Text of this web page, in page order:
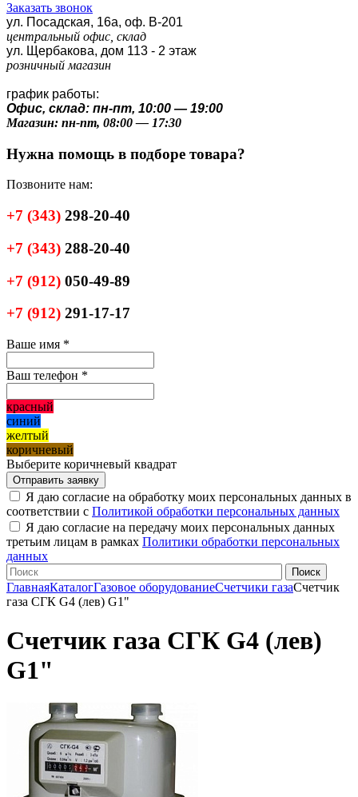
Заказать звонок
ул. Посадская, 16а, оф. В-201
центральный офис, склад
ул. Щербакова, дом 113 - 2 этаж
розничный магазин
график работы:
Офис, склад: пн-пт, 10:00 — 19:00
Магазин: пн-пт, 08:00 — 17:30
Нужна помощь в подборе товара?
Позвоните нам:
+7 (343) 298-20-40
+7 (343) 288-20-40
+7 (912) 050-49-89
+7 (912) 291-17-17
Ваше имя *
Ваш телефон *
красный
синий
желтый
коричневый
Выберите коричневый квадрат
Я даю согласие на обработку моих персональных данных в
соответствии с Политикой обработки персональных данных
Я даю согласие на передачу моих персональных данных
третьим лицам в рамках Политики обработки персональных
данных
ГлавнаяКаталогГазовое оборудованиеСчетчики газаСчетчик
газа СГК G4 (лев) G1"
Счетчик газа СГК G4 (лев)
G1"